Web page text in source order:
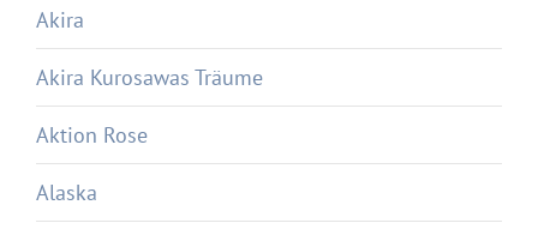
Akira
Akira Kurosawas Träume
Aktion Rose
Alaska